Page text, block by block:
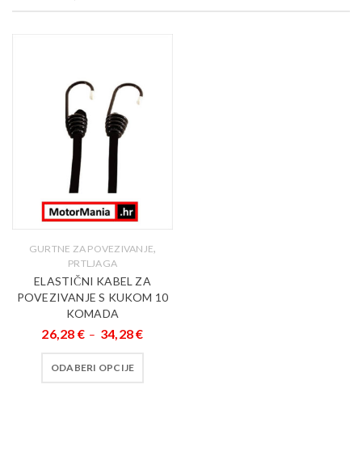
GURTNE ZA POVEZIVANJE,
PRTLJAGA
ELASTIČNI KABEL ZA
POVEZIVANJE S KUKOM 10
KOMADA
26,28 € – 34,28€
ODABERI OPCIJE